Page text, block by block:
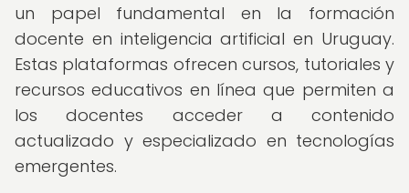
un papel fundamental en la formación
docente en inteligencia artificial en Uruguay.
Estas plataformas ofrecen cursos, tutoriales y
recursos educativos en línea que permiten a
los docentes acceder a contenido
actualizado y especializado en tecnologías
emergentes.